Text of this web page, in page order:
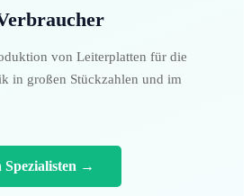
von Leiterplatten für die
in großen Stückzahlen und im
Spezialisten →